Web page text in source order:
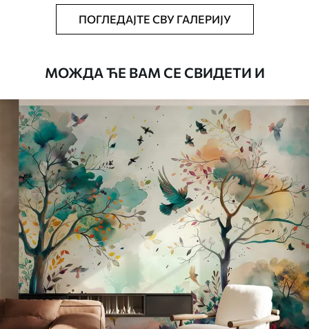
Тапета се може нежно очистити меким
сунђером. Позадине са завршном
водом.
Доступни материјали
Standard
45.0027.00€/m²
Premium
56.6734.00 /m²
Premium Vinil
65.0039.00€/m²
ПОГЛЕДАЈТЕ СВУ ГАЛЕРИЈУ
МОЖДА ЋЕ ВАМ СЕ СВИДЕТИ И